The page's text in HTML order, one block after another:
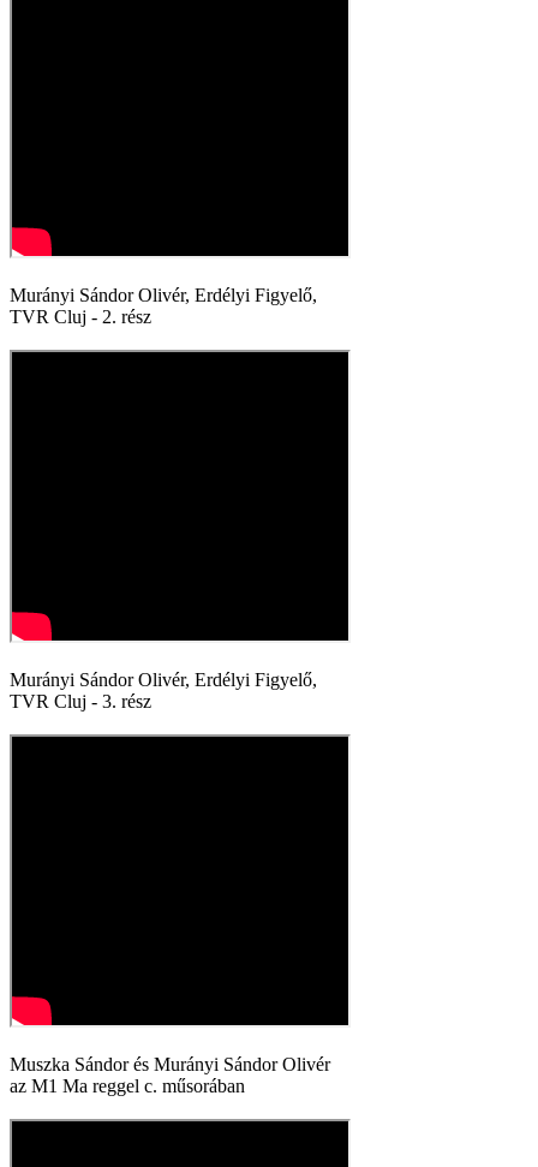
Murányi Sándor Olivér, Erdélyi Figyelő,
TVR Cluj - 2. rész
Murányi Sándor Olivér, Erdélyi Figyelő,
TVR Cluj - 3. rész
Muszka Sándor és Murányi Sándor Olivér
az M1 Ma reggel c. műsorában